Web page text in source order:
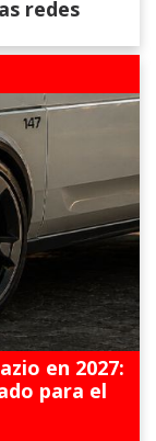
redes
en 2027:
para el